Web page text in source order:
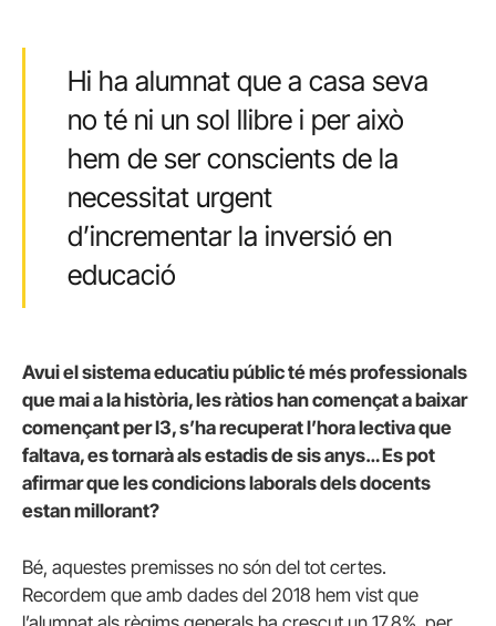
Hi ha alumnat que a casa seva
no té ni un sol llibre i per això
hem de ser conscients de la
necessitat urgent
d’incrementar la inversió en
educació
Avui el sistema educatiu públic té més professionals
que mai a la història, les ràtios han començat a baixar
començant per I3, s’ha recuperat l’hora lectiva que
faltava, es tornarà als estadis de sis anys… Es pot
afirmar que les condicions laborals dels docents
estan millorant?
Bé, aquestes premisses no són del tot certes.
Recordem que amb dades del 2018 hem vist que